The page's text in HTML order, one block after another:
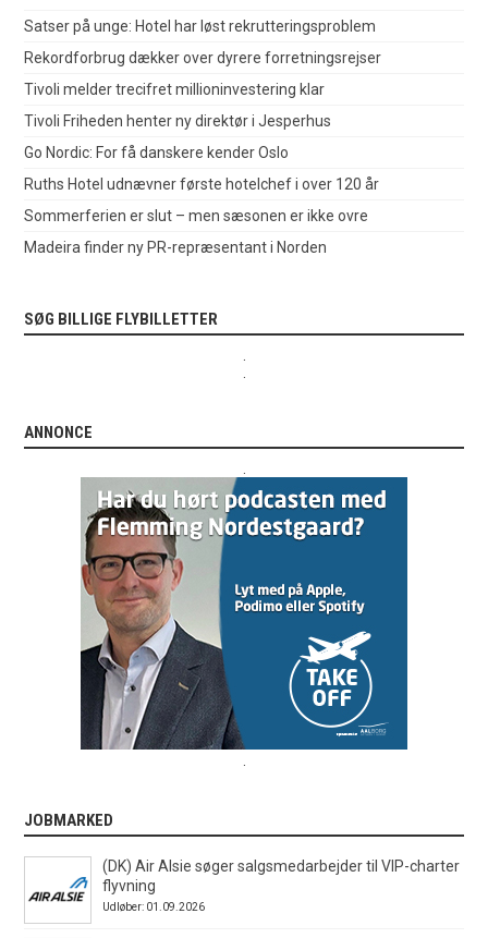
Satser på unge: Hotel har løst rekrutteringsproblem
Rekordforbrug dækker over dyrere forretningsrejser
Tivoli melder trecifret millioninvestering klar
Tivoli Friheden henter ny direktør i Jesperhus
Go Nordic: For få danskere kender Oslo
Ruths Hotel udnævner første hotelchef i over 120 år
Sommerferien er slut – men sæsonen er ikke ovre
Madeira finder ny PR-repræsentant i Norden
SØG BILLIGE FLYBILLETTER
ANNONCE
JOBMARKED
(DK) Air Alsie søger salgsmedarbejder til VIP-charter
flyvning
Udløber: 01.09.2026